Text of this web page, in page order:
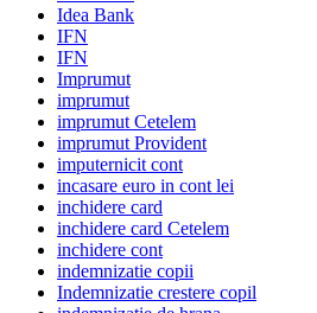
Idea Bank
IFN
IFN
Imprumut
imprumut
imprumut Cetelem
imprumut Provident
imputernicit cont
incasare euro in cont lei
inchidere card
inchidere card Cetelem
inchidere cont
indemnizatie copii
Indemnizatie crestere copil